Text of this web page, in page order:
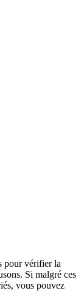
pour vérifier la
Si malgré ces
vous pouvez